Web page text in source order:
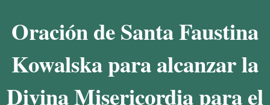
Oración de Santa Faustina
Kowalska para alcanzar la
Divina Misericordia para el